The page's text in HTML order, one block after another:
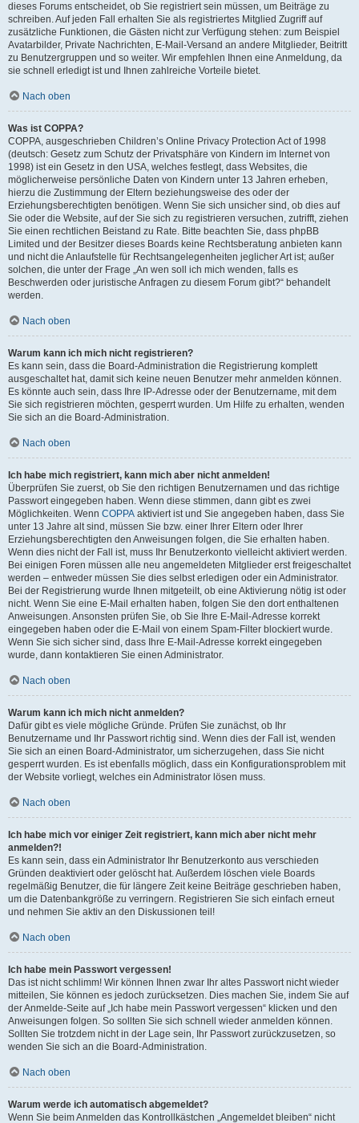
dieses Forums entscheidet, ob Sie registriert sein müssen, um Beiträge zu
schreiben. Auf jeden Fall erhalten Sie als registriertes Mitglied Zugriff auf
zusätzliche Funktionen, die Gästen nicht zur Verfügung stehen: zum Beispiel
Avatarbilder, Private Nachrichten, E-Mail-Versand an andere Mitglieder, Beitritt
zu Benutzergruppen und so weiter. Wir empfehlen Ihnen eine Anmeldung, da
sie schnell erledigt ist und Ihnen zahlreiche Vorteile bietet.
Nach oben
Was ist COPPA?
COPPA, ausgeschrieben Children’s Online Privacy Protection Act of 1998
(deutsch: Gesetz zum Schutz der Privatsphäre von Kindern im Internet von
1998) ist ein Gesetz in den USA, welches festlegt, dass Websites, die
möglicherweise persönliche Daten von Kindern unter 13 Jahren erheben,
hierzu die Zustimmung der Eltern beziehungsweise des oder der
Erziehungsberechtigten benötigen. Wenn Sie sich unsicher sind, ob dies auf
Sie oder die Website, auf der Sie sich zu registrieren versuchen, zutrifft, ziehen
Sie einen rechtlichen Beistand zu Rate. Bitte beachten Sie, dass phpBB
Limited und der Besitzer dieses Boards keine Rechtsberatung anbieten kann
und nicht die Anlaufstelle für Rechtsangelegenheiten jeglicher Art ist; außer
solchen, die unter der Frage „An wen soll ich mich wenden, falls es
Beschwerden oder juristische Anfragen zu diesem Forum gibt?“ behandelt
werden.
Nach oben
Warum kann ich mich nicht registrieren?
Es kann sein, dass die Board-Administration die Registrierung komplett
ausgeschaltet hat, damit sich keine neuen Benutzer mehr anmelden können.
Es könnte auch sein, dass Ihre IP-Adresse oder der Benutzername, mit dem
Sie sich registrieren möchten, gesperrt wurden. Um Hilfe zu erhalten, wenden
Sie sich an die Board-Administration.
Nach oben
Ich habe mich registriert, kann mich aber nicht anmelden!
Überprüfen Sie zuerst, ob Sie den richtigen Benutzernamen und das richtige
Passwort eingegeben haben. Wenn diese stimmen, dann gibt es zwei
Möglichkeiten. Wenn COPPA aktiviert ist und Sie angegeben haben, dass Sie
unter 13 Jahre alt sind, müssen Sie bzw. einer Ihrer Eltern oder Ihrer
Erziehungsberechtigten den Anweisungen folgen, die Sie erhalten haben.
Wenn dies nicht der Fall ist, muss Ihr Benutzerkonto vielleicht aktiviert werden.
Bei einigen Foren müssen alle neu angemeldeten Mitglieder erst freigeschaltet
werden – entweder müssen Sie dies selbst erledigen oder ein Administrator.
Bei der Registrierung wurde Ihnen mitgeteilt, ob eine Aktivierung nötig ist oder
nicht. Wenn Sie eine E-Mail erhalten haben, folgen Sie den dort enthaltenen
Anweisungen. Ansonsten prüfen Sie, ob Sie Ihre E-Mail-Adresse korrekt
eingegeben haben oder die E-Mail von einem Spam-Filter blockiert wurde.
Wenn Sie sich sicher sind, dass Ihre E-Mail-Adresse korrekt eingegeben
wurde, dann kontaktieren Sie einen Administrator.
Nach oben
Warum kann ich mich nicht anmelden?
Dafür gibt es viele mögliche Gründe. Prüfen Sie zunächst, ob Ihr
Benutzername und Ihr Passwort richtig sind. Wenn dies der Fall ist, wenden
Sie sich an einen Board-Administrator, um sicherzugehen, dass Sie nicht
gesperrt wurden. Es ist ebenfalls möglich, dass ein Konfigurationsproblem mit
der Website vorliegt, welches ein Administrator lösen muss.
Nach oben
Ich habe mich vor einiger Zeit registriert, kann mich aber nicht mehr
anmelden?!
Es kann sein, dass ein Administrator Ihr Benutzerkonto aus verschieden
Gründen deaktiviert oder gelöscht hat. Außerdem löschen viele Boards
regelmäßig Benutzer, die für längere Zeit keine Beiträge geschrieben haben,
um die Datenbankgröße zu verringern. Registrieren Sie sich einfach erneut
und nehmen Sie aktiv an den Diskussionen teil!
Nach oben
Ich habe mein Passwort vergessen!
Das ist nicht schlimm! Wir können Ihnen zwar Ihr altes Passwort nicht wieder
mitteilen, Sie können es jedoch zurücksetzen. Dies machen Sie, indem Sie auf
der Anmelde-Seite auf „Ich habe mein Passwort vergessen“ klicken und den
Anweisungen folgen. So sollten Sie sich schnell wieder anmelden können.
Sollten Sie trotzdem nicht in der Lage sein, Ihr Passwort zurückzusetzen, so
wenden Sie sich an die Board-Administration.
Nach oben
Warum werde ich automatisch abgemeldet?
Wenn Sie beim Anmelden das Kontrollkästchen „Angemeldet bleiben“ nicht